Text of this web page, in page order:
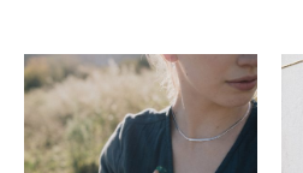
ERA:
24,00€.
ES:
18,00€.